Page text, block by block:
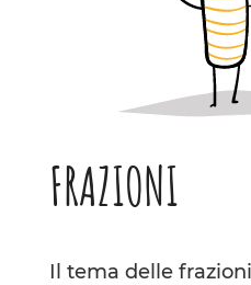
FRAZIONI
Il tema delle